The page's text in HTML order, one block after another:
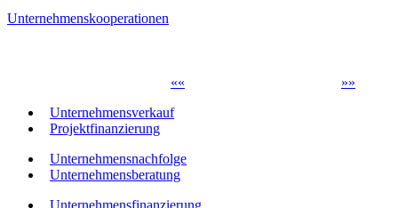
Unternehmenskooperationen
»»
««
Unternehmensverkauf
Projektfinanzierung
Unternehmensnachfolge
Unternehmensberatung
Unternehmensfinanzierung